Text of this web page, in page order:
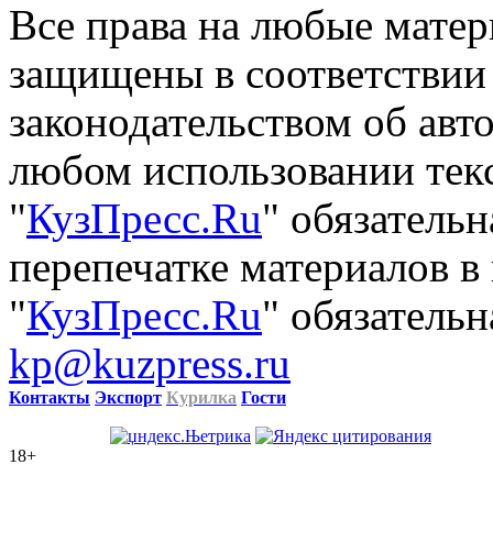
Все права на любые
защищены в
законодательством об
любом использовании
"КузПресс.Ru"
перепечатке материалов
"КузПресс.Ru"
kp@kuzpress.ru
Контакты Экспорт Курилка Гости
18+